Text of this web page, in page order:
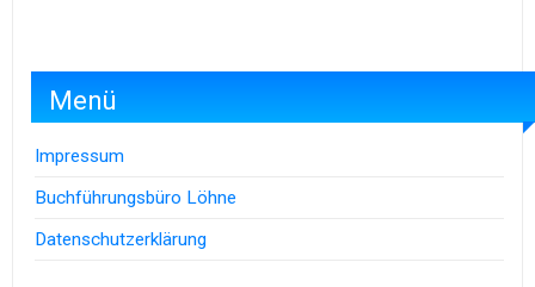
Menü
Impressum
Buchführungsbüro Löhne
Datenschutzerklärung